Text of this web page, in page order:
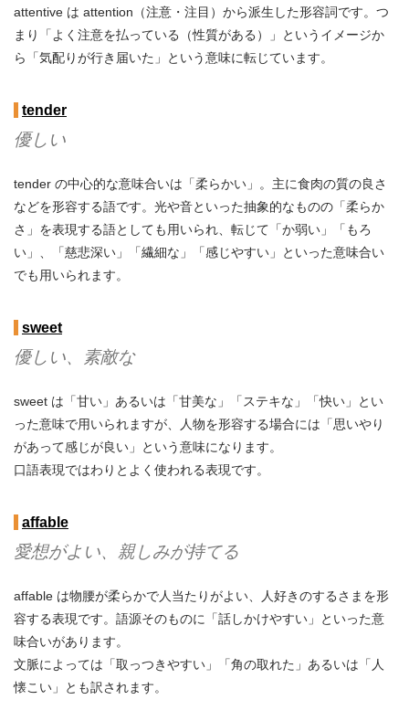
attentive は attention（注意・注目）から派生した形容詞です。つ
まり「よく注意を払っている（性質がある）」というイメージか
ら「気配りが行き届いた」という意味に転じています。
tender
優しい
tender の中心的な意味合いは「柔らかい」。主に食肉の質の良さ
などを形容する語です。光や音といった抽象的なものの「柔らか
さ」を表現する語としても用いられ、転じて「か弱い」「もろ
い」、「慈悲深い」「繊細な」「感じやすい」といった意味合い
でも用いられます。
sweet
優しい、素敵な
sweet は「甘い」あるいは「甘美な」「ステキな」「快い」とい
った意味で用いられますが、人物を形容する場合には「思いやり
があって感じが良い」という意味になります。
口語表現ではわりとよく使われる表現です。
affable
愛想がよい、親しみが持てる
affable は物腰が柔らかで人当たりがよい、人好きのするさまを形
容する表現です。語源そのものに「話しかけやすい」といった意
味合いがあります。
文脈によっては「取っつきやすい」「角の取れた」あるいは「人
懐こい」とも訳されます。